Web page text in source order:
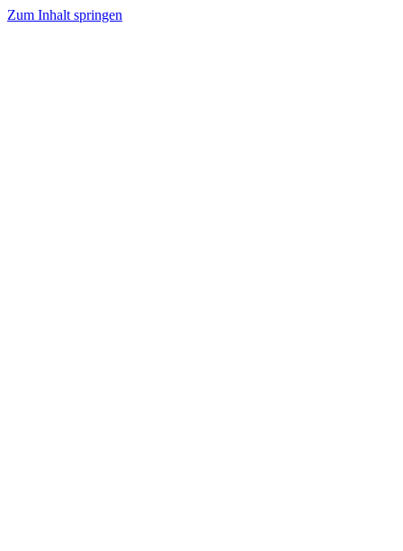
Zum Inhalt springen